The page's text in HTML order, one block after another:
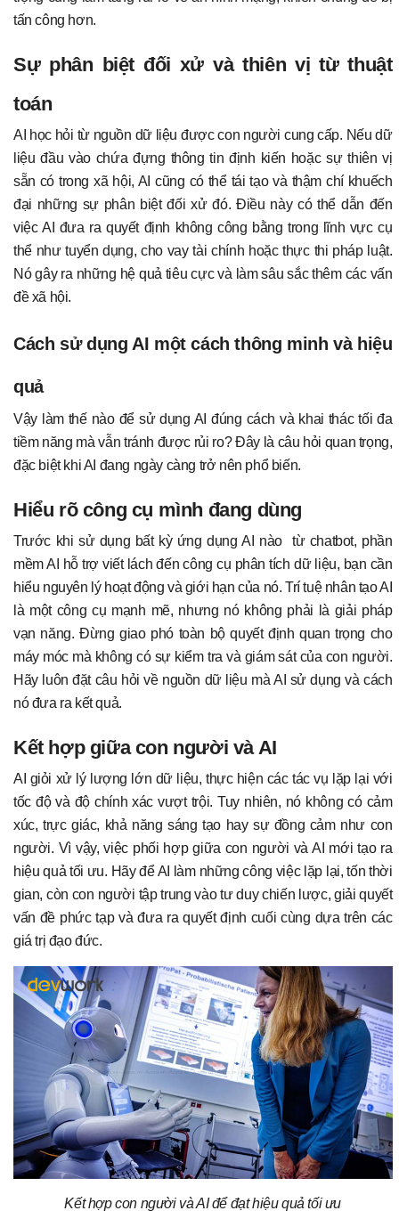
tấn công hơn.
Sự phân biệt đối xử và thiên vị từ thuật
toán
AI học hỏi từ nguồn dữ liệu được con người cung cấp. Nếu dữ
liệu đầu vào chứa đựng thông tin định kiến hoặc sự thiên vị
sẵn có trong xã hội, AI cũng có thể tái tạo và thậm chí khuếch
đại những sự phân biệt đối xử đó. Điều này có thể dẫn đến
việc AI đưa ra quyết định không công bằng trong lĩnh vực cụ
thể như tuyển dụng, cho vay tài chính hoặc thực thi pháp luật.
Nó gây ra những hệ quả tiêu cực và làm sâu sắc thêm các vấn
đề xã hội.
Cách sử dụng AI một cách thông minh và hiệu
quả
Vậy làm thế nào để sử dụng AI đúng cách và khai thác tối đa
tiềm năng mà vẫn tránh được rủi ro? Đây là câu hỏi quan trọng,
đặc biệt khi AI đang ngày càng trở nên phổ biến.
Hiểu rõ công cụ mình đang dùng
Trước khi sử dụng bất kỳ ứng dụng AI nào từ chatbot, phần
mềm AI hỗ trợ viết lách đến công cụ phân tích dữ liệu, bạn cần
hiểu nguyên lý hoạt động và giới hạn của nó. Trí tuệ nhân tạo AI
là một công cụ mạnh mẽ, nhưng nó không phải là giải pháp
vạn năng. Đừng giao phó toàn bộ quyết định quan trọng cho
máy móc mà không có sự kiểm tra và giám sát của con người.
Hãy luôn đặt câu hỏi về nguồn dữ liệu mà AI sử dụng và cách
nó đưa ra kết quả.
Kết hợp giữa con người và AI
AI giỏi xử lý lượng lớn dữ liệu, thực hiện các tác vụ lặp lại với
tốc độ và độ chính xác vượt trội. Tuy nhiên, nó không có cảm
xúc, trực giác, khả năng sáng tạo hay sự đồng cảm như con
người. Vì vậy, việc phối hợp giữa con người và AI mới tạo ra
hiệu quả tối ưu. Hãy để AI làm những công việc lặp lại, tốn thời
gian, còn con người tập trung vào tư duy chiến lược, giải quyết
vấn đề phức tạp và đưa ra quyết định cuối cùng dựa trên các
giá trị đạo đức.
Kết hợp con người và AI để đạt hiệu quả tối ưu